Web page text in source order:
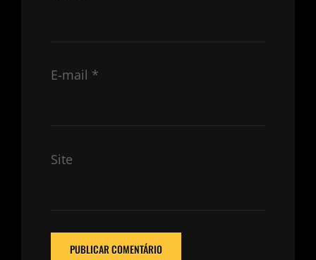
E-mail *
Site